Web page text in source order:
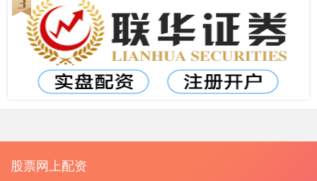
股票网上配资